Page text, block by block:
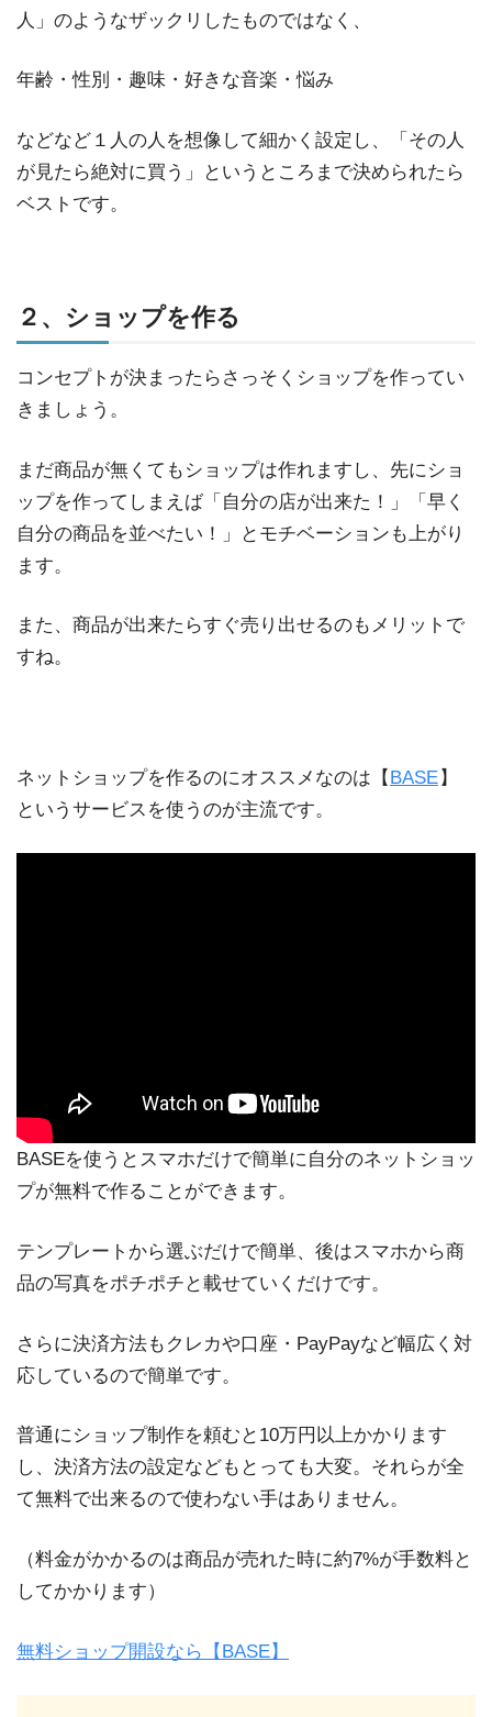
人」のようなザックリしたものではなく、
年齢・性別・趣味・好きな音楽・悩み
などなど１人の人を想像して細かく設定し、「その人
が見たら絶対に買う」というところまで決められたら
ベストです。
２、ショップを作る
コンセプトが決まったらさっそくショップを作ってい
きましょう。
まだ商品が無くてもショップは作れますし、先にショ
ップを作ってしまえば「自分の店が出来た！」「早く
自分の商品を並べたい！」とモチベーションも上がり
ます。
また、商品が出来たらすぐ売り出せるのもメリットで
すね。
ネットショップを作るのにオススメなのは【 BASE 】
というサービスを使うのが主流です。
BASEを使うとスマホだけで簡単に自分のネットショッ
プが無料で作ることができます。
テンプレートから選ぶだけで簡単、後はスマホから商
品の写真をポチポチと載せていくだけです。
さらに決済方法もクレカや口座・PayPayなど幅広く対
応しているので簡単です。
普通にショップ制作を頼むと10万円以上かかります
し、決済方法の設定などもとっても大変。それらが全
て無料で出来るので使わない手はありません。
（料金がかかるのは商品が売れた時に約7%が手数料と
してかかります）
無料ショップ開設なら【BASE】